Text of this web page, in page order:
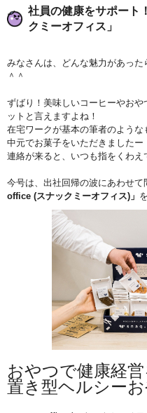
社員の健康をサポート
クミーオフィス」
みなさんは、どんな魅力があっ
＾＾
ずばり！美味しいコーヒーやお
ットと言えますよね！
在宅ワークが基本の筆者のよう
中元でお菓子をいただきました
連絡が来ると、いつも指をくわえ
今号は、出社回帰の波にあわせ
office (スナックミーオフィス)」
おやつで健康経営
置き型ヘルシー